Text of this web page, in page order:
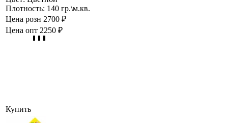
Плотность: 140 гр.\м.кв.
Цена розн 2700 ₽
Цена опт 2250 ₽
Купить